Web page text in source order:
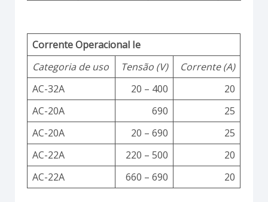
Corrente Operacional Ie
Categoria de uso
Tensão (V)
Corrente (A)
AC-32A
20 – 400
20
AC-20A
690
25
AC-20A
20 – 690
25
AC-22A
220 – 500
20
AC-22A
660 – 690 20